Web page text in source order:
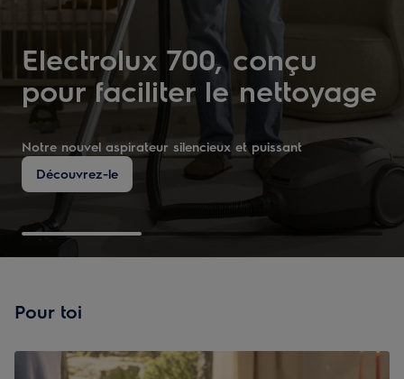
Electrolux 700, conçu
pour faciliterlenettoyage
Notre nouvel aspirateur silencieux et puissant
Découvrez-le
Pour toi